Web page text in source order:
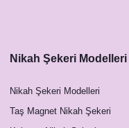
Nikah Şekeri Modelleri
Nikah Şekeri Modelleri
Taş Magnet Nikah Şekeri